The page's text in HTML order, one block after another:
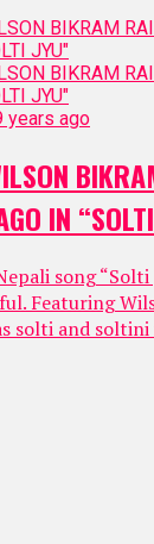
years ago
IN
song “Solti
Featuring
solti and